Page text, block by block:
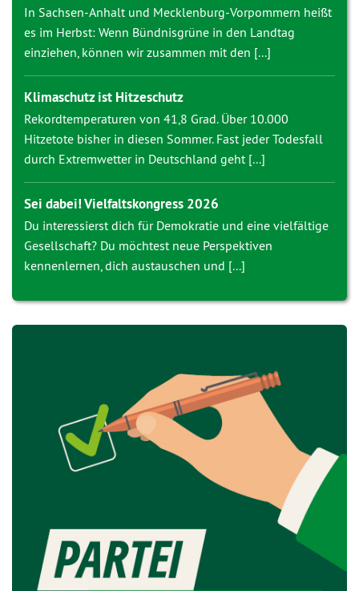
In Sachsen-Anhalt und Mecklenburg-Vorpommern heißt
es im Herbst: Wenn Bündnisgrüne in den Landtag
einziehen, können wir zusammen mit den [...]
Klimaschutz ist Hitzeschutz
Rekordtemperaturen von 41,8 Grad. Über 10.000
Hitzetote bisher in diesen Sommer. Fast jeder Todesfall
durch Extremwetter in Deutschland geht [...]
Sei dabei! Vielfaltskongress 2026
Du interessierst dich für Demokratie und eine vielfältige
Gesellschaft? Du möchtest neue Perspektiven
kennenlernen, dich austauschen und [...]